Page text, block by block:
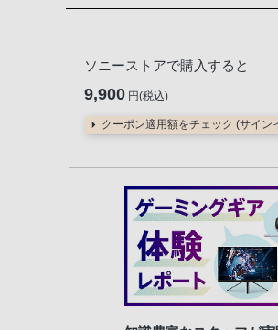
ソニーストアで購入すると
9,900 円(税込)
クーポン適用額をチェック (サイン